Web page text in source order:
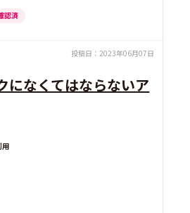
認済
投稿日： 2023年06月07日
になくてはならないア
用